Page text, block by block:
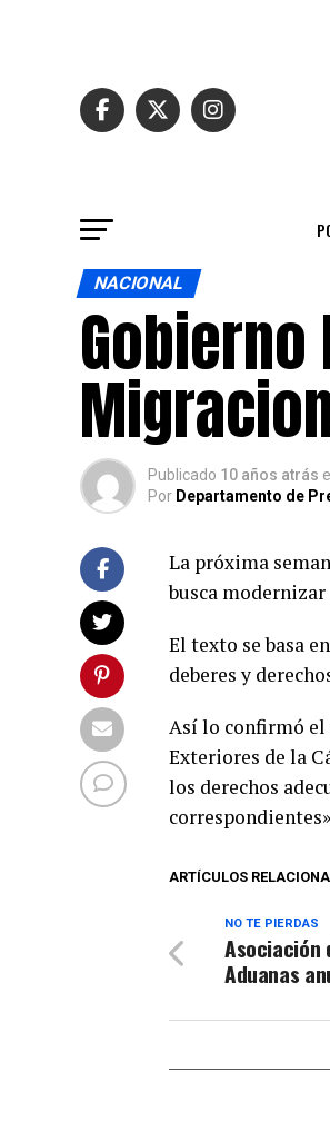
NACIONAL
Publicado 10 años atrás
Por Departamento de
La próxima
busca
El texto se basa
deberes y
Así lo confirmó el
Exteriores de la
los derechos
ARTÍCULOS
NO TE PIERDAS
Asociación
Aduanas